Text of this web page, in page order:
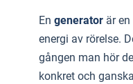
En generator är
energi av rörelse.
gången man hör
konkret och